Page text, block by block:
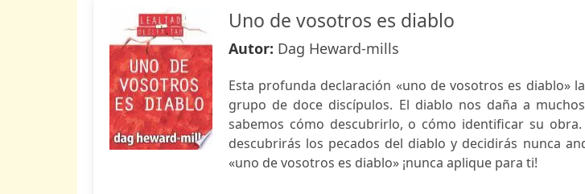
Uno de vosotros es diablo
Autor: Dag Heward-mills
Esta profunda declaración «uno de vosotros es diablo»
grupo de doce discípulos. El diablo nos daña a
sabemos cómo descubrirlo, o cómo identificar su
descubrirás los pecados del diablo y decidirás nunca
«uno de vosotros es diablo» ¡nunca aplique para ti!